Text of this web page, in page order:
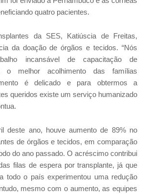
quatro pacientes.
da SES, Katiúscia de Freitas,
da doação de órgãos e tecidos. “Nós
incansável de capacitação de
o melhor acolhimento das famílias
é delicado e para obtermos a
queridos existe um serviço humanizado
deste ano, houve aumento de 89% no
de órgãos e tecidos, em comparação
do ano passado. O acréscimo contribui
filas de espera por transplante, já que
todo o país experimentou uma redução
mesmo com o aumento, as equipes